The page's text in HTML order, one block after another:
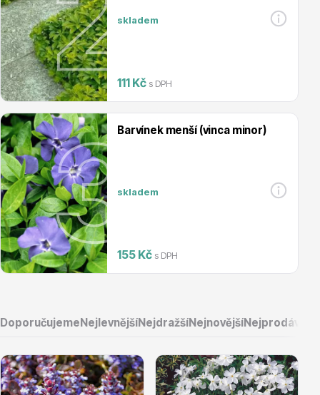
Semena, sadba
Vodní rostliny
Květináče
skladem
111 Kč s DPH
Barvínek menší (vinca minor)
skladem
155 Kč s DPH
DoporučujemeNejlevnějšíNejdražšíNejnovější